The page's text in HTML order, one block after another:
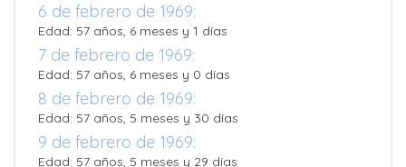
6 de febrero de 1969:
Edad: 57 años, 6 meses y 1 días
7 de febrero de 1969:
Edad: 57 años, 6 meses y 0 días
8 de febrero de 1969:
Edad: 57 años, 5 meses y 30 días
9 de febrero de 1969:
Edad: 57 años, 5 meses y 29 días